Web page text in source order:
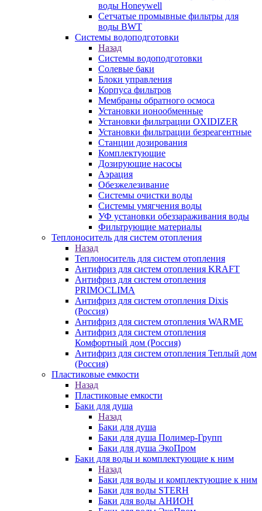
воды Honeywell
Сетчатые промывные фильтры для
воды BWT
Системы водоподготовки
Назад
Системы водоподготовки
Солевые баки
Блоки управления
Корпуса фильтров
Мембраны обратного осмоса
Установки ионообменные
Установки фильтрации OXIDIZER
Установки фильтрации безреагентные
Станции дозирования
Комплектующие
Дозирующие насосы
Аэрация
Обезжелезивание
Системы очистки воды
Системы умягчения воды
УФ установки обеззараживания воды
Фильтрующие материалы
Теплоноситель для систем отопления
Назад
Теплоноситель для систем отопления
Антифриз для систем отопления KRAFT
Антифриз для систем отопления
PRIMOCLIMA
Антифриз для систем отопления Dixis
(Россия)
Антифриз для систем отопления WARME
Антифриз для систем отопления
Комфортный дом (Россия)
Антифриз для систем отопления Теплый дом
(Россия)
Пластиковые емкости
Назад
Пластиковые емкости
Баки для душа
Назад
Баки для душа
Баки для душа Полимер-Групп
Баки для душа ЭкоПром
Баки для воды и комплектующие к ним
Назад
Баки для воды и комплектующие к ним
Баки для воды STERH
Баки для воды АНИОН